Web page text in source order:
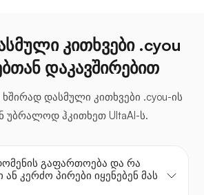
კითხვები .cyou
დაკავშირებით
დასმული კითხვები .cyou-ის
უბრალოდ ჰკითხეთ UltaAI-ს.
გაფართოება და რა
ან კერძო პირები იყენებენ მას